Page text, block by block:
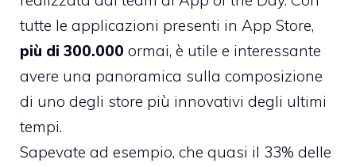
tutte le applicazioni presenti in App Store,
più di 300.000 ormai, è utile e interessante
avere una panoramica sulla composizione
di uno degli store più innovativi degli ultimi
tempi.
Sapevate ad esempio, che quasi il 33% delle